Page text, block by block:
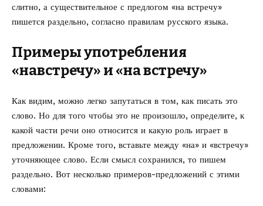
слитно, а существительное с предлогом «на встречу»
пишется раздельно, согласно правилам русского языка.
Примеры употребления
«навстречу» и «на встречу»
Как видим, можно легко запутаться в том, как писать это
слово. Но для того чтобы это не произошло, определите, к
какой части речи оно относится и какую роль играет в
предложении. Кроме того, вставьте между «на» и «встречу»
уточняющее слово. Если смысл сохранился, то пишем
раздельно. Вот несколько примеров-предложений с этими
словами: